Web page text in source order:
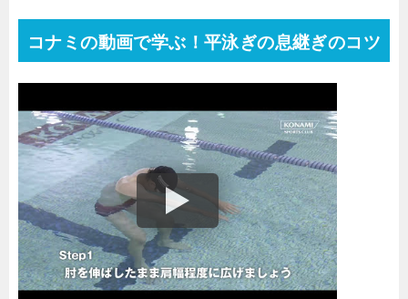
コナミの動画で学ぶ！平泳ぎの息継ぎのコツ